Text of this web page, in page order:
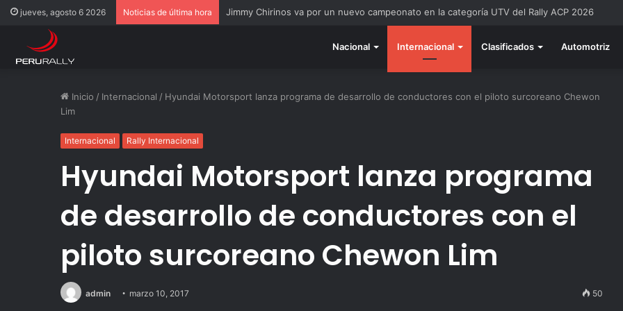
jueves, agosto 6 2026 Noticias de última hora Rally Pisco 2026: todo listo para la gran final del RallyACP
Nacional Internacional Clasificados Automotriz
Inicio / Internacional / Hyundai Motorsport lanza programa de desarrollo de conductores con el piloto surcoreano Chewon
Lim
Internacional Rally Internacional
Hyundai Motorsport lanza programa
de desarrollo de conductores con el
piloto surcoreano Chewon Lim
admin marzo 10, 2017 50